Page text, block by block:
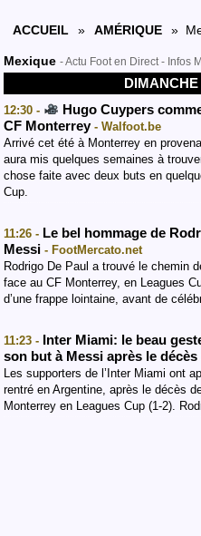
ACCUEIL » AMÉRIQUE »
Mexique - Actu Foot en Direct - Infos
DIMANCHE
12:30 -
Hugo Cuypers
CF Monterrey - Walfoot.be
Arrivé cet été à Monterrey en
aura mis quelques semaines à
chose faite avec deux buts en
Cup.
11:26 - Le bel hommage de
Messi - FootMercato.net
Rodrigo De Paul a trouvé le chemin
face au CF Monterrey, en Leagues
d’une frappe lointaine, avant de
11:23 - Inter Miami: le beau
son but à Messi après le
Les supporters de l’Inter Miami ont
rentré en Argentine, après le décès
Monterrey en Leagues Cup (1-2).